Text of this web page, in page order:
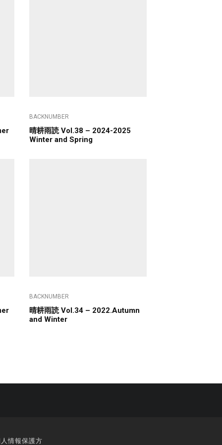
BACKNUMBER
晴耕雨読 Vol.38 – 2024-2025
Winter and Spring
BACKNUMBER
晴耕雨読 Vol.34 – 2022.Autumn
and Winter
人情報保護方